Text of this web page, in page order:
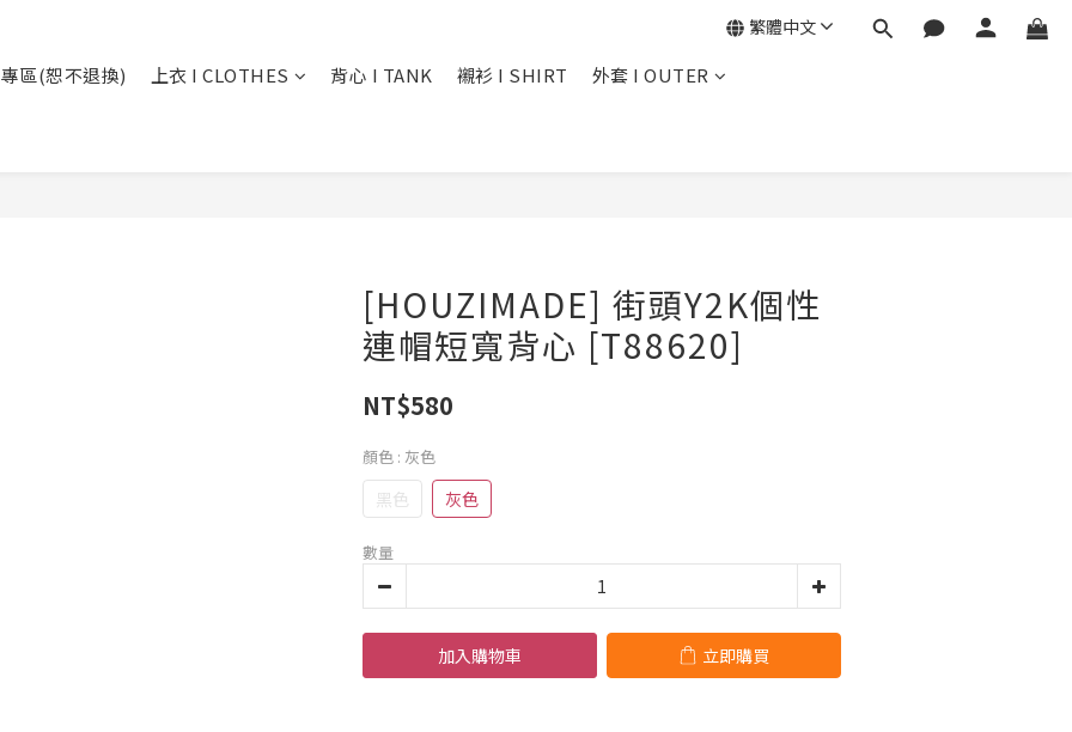
區(恕不退換) 上衣 I CLOTHES 背心 I TANK 襯衫 I SHIRT 外套 I OUTER
繁體中文
[HOUZIMADE] 街頭Y2K個性
連帽短寬背心 [T88620]
NT$580
顏色 : 灰色
黑色 灰色
數量
加入購物車 立即購買